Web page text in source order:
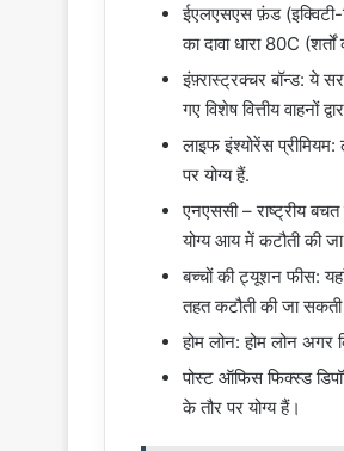
ईएलएसएस फ़ंड
का दावा धारा 80C
इंफ़्रास्ट्रक्चर बॉन्ड: ये
गए विशेष वित्तीय वाहनों
लाइफ इंश्योरेंस
पर योग्य हैं.
एनएससी – राष्ट्रीय
योग्य आय में कटौती की
बच्चों की ट्यूशन फीस:
तहत कटौती की जा
होम लोन: होम लोन अगर
पोस्ट ऑफिस फिक्स्ड
के तौर पर योग्य हैं।